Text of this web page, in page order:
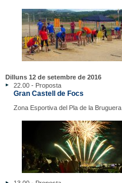
Dilluns 12 de setembre de 2016
22.00 - Proposta
Gran Castell de Focs
Zona Esportiva del Pla de la Bruguera